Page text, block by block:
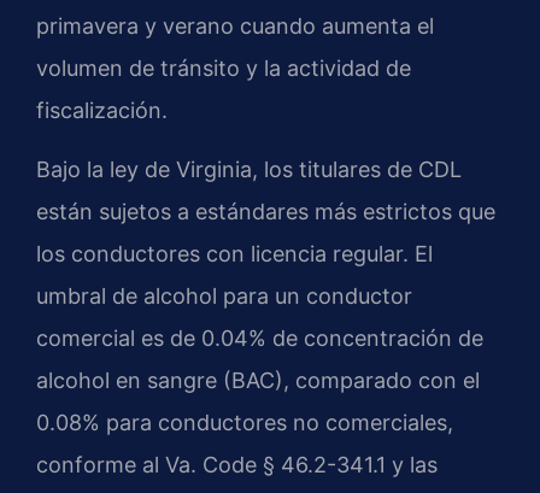
primavera y verano cuando aumenta el
volumen de tránsito y la actividad de
fiscalización.
Bajo la ley de Virginia, los titulares de CDL
están sujetos a estándares más estrictos que
los conductores con licencia regular. El
umbral de alcohol para un conductor
comercial es de 0.04% de concentración de
alcohol en sangre (BAC), comparado con el
0.08% para conductores no comerciales,
conforme al Va. Code § 46.2-341.1 y las